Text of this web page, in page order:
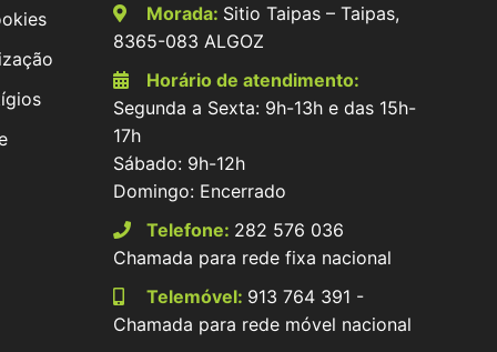
Morada: Sitio Taipas – Taipas,
8365-083 ALGOZ
Horário de atendimento:
Segunda a Sexta: 9h-13h e das 15h-
17h
Sábado: 9h-12h
Domingo: Encerrado
Telefone: 282 576 036
Chamada para rede fixa nacional
Telemóvel: 913 764 391 -
Chamada para rede móvel nacional